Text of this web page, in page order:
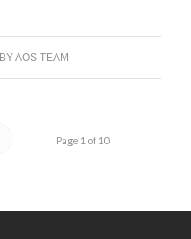
BYAOS TEAM
Page 1 of 10